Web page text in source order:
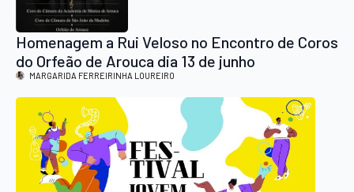
Homenagem a Rui Veloso no Encontro de Coros
do Orfeão de Arouca dia 13 de junho
MARGARIDA FERREIRINHA LOUREIRO